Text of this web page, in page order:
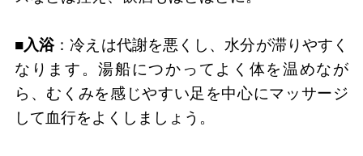
■入浴 ：冷えは代謝を悪くし、水分が滞りやすく
なります。湯船につかってよく体を温めなが
ら、むくみを感じやすい足を中心にマッサージ
して血行をよくしましょう。